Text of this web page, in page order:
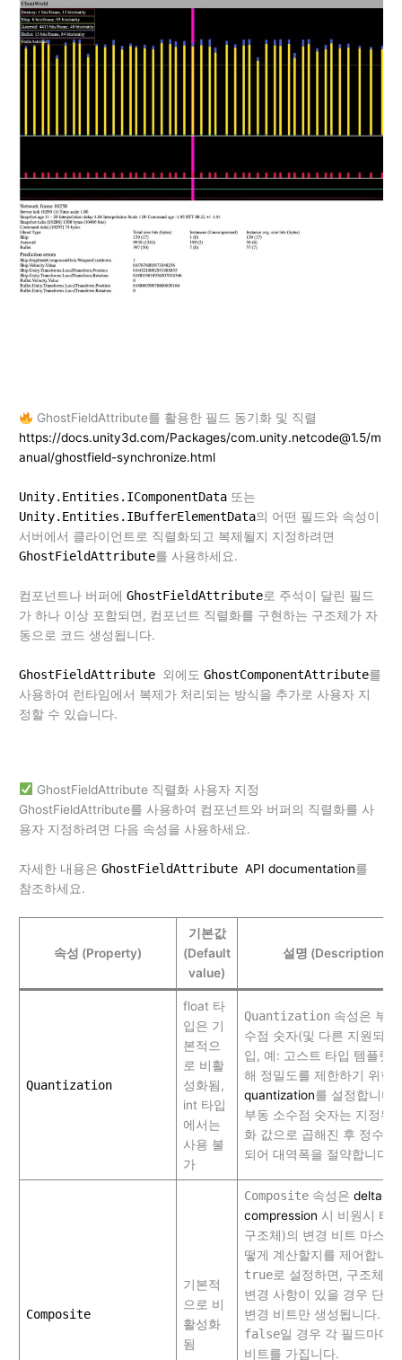
GhostFieldAttribute를 활용한 필드 동기화 및 직렬
https://docs.unity3d.com/Packages/com.unity.netcode@1.5/m
anual/ghostfield-synchronize.html
Unity.Entities.IComponentData 또는
Unity.Entities.IBufferElementData의 어떤 필드와 속성이
서버에서 클라이언트로 직렬화되고 복제될지 지정하려면
GhostFieldAttribute를 사용하세요.
컴포넌트나 버퍼에GhostFieldAttribute로 주석이 달린 필드
가 하나 이상 포함되면, 컴포넌트 직렬화를 구현하는 구조체가 자
동으로 코드 생성됩니다.
GhostFieldAttribute 외에도GhostComponentAttribute를
사용하여 런타임에서 복제가 처리되는 방식을 추가로 사용자 지
정할 수 있습니다.
GhostFieldAttribute 직렬화 사용자 지정
GhostFieldAttribute를 사용하여 컴포넌트와 버퍼의 직렬화를 사
용자 지정하려면 다음 속성을 사용하세요.
자세한 내용은GhostFieldAttribute API documentation를
참조하세요.
속성 (Property)
기본값
(Default
value)
설명 (Description)
Quantization
float 타
입은 기
본적으
로 비활
성화됨,
int 타입
에서는
사용 불
가
Quantization속성은 부동
수점 숫자(및 다른 지원되는
입, 예: 고스트 타입 템플릿)
해 정밀도를 제한하기 위한
quantization를 설정합니다.
부동 소수점 숫자는 지정된
화 값으로 곱해진 후 정수로
되어 대역폭을 절약합니다.
Composite
기본적
으로 비
활성화
됨
Composite속성은 delta
compression 시 비원시 타
구조체)의 변경 비트 마스크
떻게 계산할지를 제어합니
true로 설정하면, 구조체
변경 사항이 있을 경우 단
변경 비트만 생성됩니다.
false일 경우 각 필드마다
비트를 가집니다.